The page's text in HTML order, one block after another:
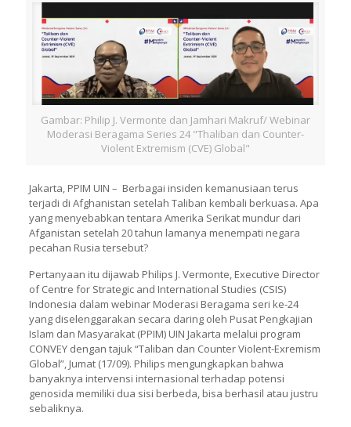
Gambar: Philip J. Vermonte dan Jamhari Makruf/ Webinar
Moderasi Beragama Series 24 "Thaliban dan Counter-
Violent Extremism (CVE) Global"
Jakarta, PPIM UIN – Berbagai insiden kemanusiaan terus
terjadi di Afghanistan setelah Taliban kembali berkuasa. Apa
yang menyebabkan tentara Amerika Serikat mundur dari
Afganistan setelah 20 tahun lamanya menempati negara
pecahan Rusia tersebut?
Pertanyaan itu dijawab Philips J. Vermonte, Executive Director
of Centre for Strategic and International Studies (CSIS)
Indonesia dalam webinar Moderasi Beragama seri ke-24
yang diselenggarakan secara daring oleh Pusat Pengkajian
Islam dan Masyarakat (PPIM) UIN Jakarta melalui program
CONVEY dengan tajuk “Taliban dan Counter Violent-Exremism
Global”, Jumat (17/09). Philips mengungkapkan bahwa
banyaknya intervensi internasional terhadap potensi
genosida memiliki dua sisi berbeda, bisa berhasil atau justru
sebaliknya.